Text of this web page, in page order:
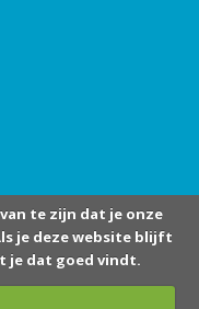
te zijn dat je onze
je deze website blijft
je dat goed vindt.